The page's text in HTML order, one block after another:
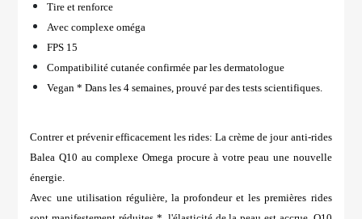
Tire et renforce
Avec complexe oméga
FPS 15
Compatibilité cutanée confirmée par les dermatologue
Vegan * Dans les 4 semaines, prouvé par des tests scientifiques.
Contrer et prévenir efficacement les rides: La crème de jour anti-rides
Balea Q10 au complexe Omega procure à votre peau une nouvelle
énergie.
Avec une utilisation régulière, la profondeur et les premières rides